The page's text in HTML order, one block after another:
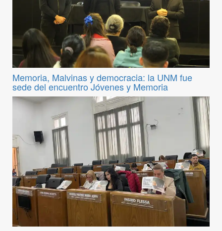
Memoria, Malvinas y democracia: la UNM fue
sede del encuentro Jóvenes y Memoria